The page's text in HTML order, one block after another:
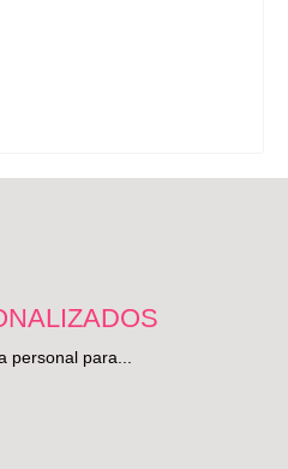
personal para...